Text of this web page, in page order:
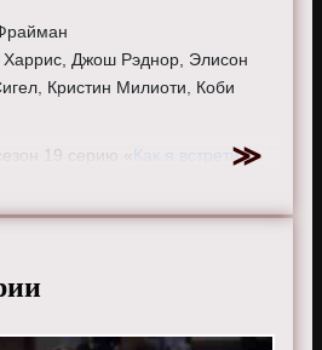
Харрис, Джош Рэднор, Элисон
Кристин Милиоти, Коби
19 серию « Как я встретил
или телевизоре на сайте